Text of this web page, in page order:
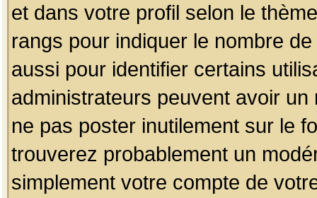
et dans votre profil selon le
rangs pour indiquer le nombre
aussi pour identifier certains
administrateurs peuvent avoir
ne pas poster inutilement sur le
trouverez probablement un
simplement votre compte de